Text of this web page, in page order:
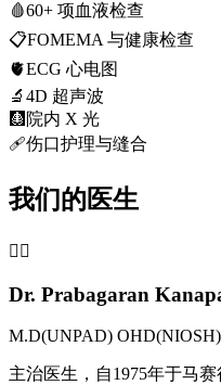
🩸60+ 项血液检查
📋FOMEMA 与健康检查
🫀ECG 心电图
🔬 4D 超声波
🩻 院内 X 光
🩹伤口护理与缝合
我们的医生
👨‍⚕️
Dr. Prabagaran
M.D(UNPAD)
主治医生，自1975年于马